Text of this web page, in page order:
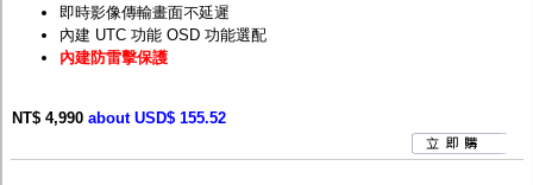
即時影像傳輸畫面不延遲
內建 UTC 功能 OSD 功能選配
內建防雷擊保護
NT$ 4,990 about USD$ 155.52